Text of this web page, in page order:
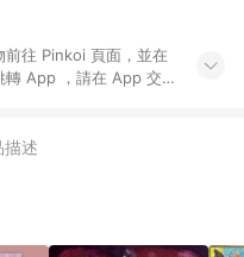
前往 Pinkoi 頁面，並在
轉 App ，請在 App 交
首購優惠，P coins，
6. APP 請更新至
描述